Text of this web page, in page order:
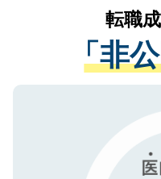
は、個人情報
管理基準を満
る、プライバ
で、機密保持
かがいして、
経験をまじえ
させていただ
ない方には、
ので、まずは
転職
「非